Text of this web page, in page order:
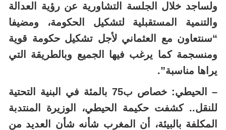
ولساجد خلال الجلسة التشاورية عن رؤية العدالة
والتنمية المستقبلية لتشكيل الحكومة، ومضيفا
“سنتعاون مع العثماني لأجل تشكيل حكومة قوية
ومنسجمة كما يرغب فيها الجميع وبالطريقة التي
يراها مناسبة”.
– الحيطي: خصاص ب75 بالمئة في البنية التحتية
للنقل.. كشفت حكيمة الحيطي، الوزيرة المنتدبة
المكلفة بالبيئة، أن المغرب شأنه شأن العديد من